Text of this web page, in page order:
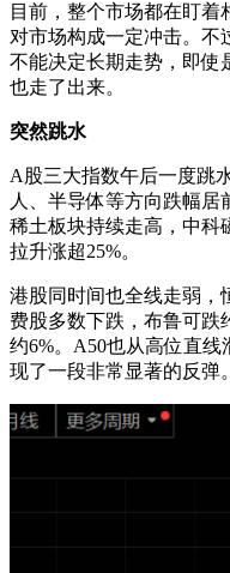
目前，整个市场都在盯
对市场构成一定冲击。不
不能决定长期走势，即使
也走了出来。
突然跳水
A股三大指数午后一度跳
人、半导体等方向跌幅居
稀土板块持续走高，中科
拉升涨超25%。
港股同时间也全线走弱，
费股多数下跌，布鲁可跌
约6%。A50也从高位直
现了一段非常显著的反弹。